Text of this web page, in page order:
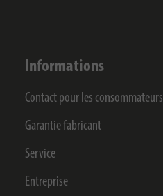
Informations
Contact pour les consommateurs
Garantie fabricant
Service
Entreprise